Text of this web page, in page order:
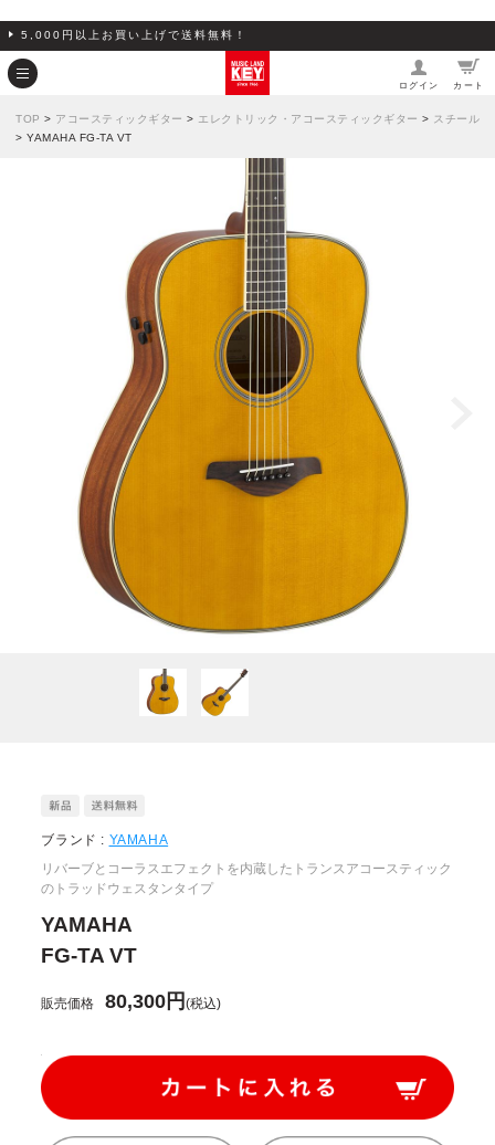
5,000円以上お買い上げで送料無料！
ログイン カート
TOP > アコースティックギター > エレクトリック・アコースティックギター > スチール
> YAMAHA FG-TA VT
ブランド : YAMAHA
リバーブとコーラスエフェクトを内蔵したトランスアコースティック
のトラッドウェスタンタイプ
YAMAHA
FG-TA VT
販売価格 80,300円(税込)